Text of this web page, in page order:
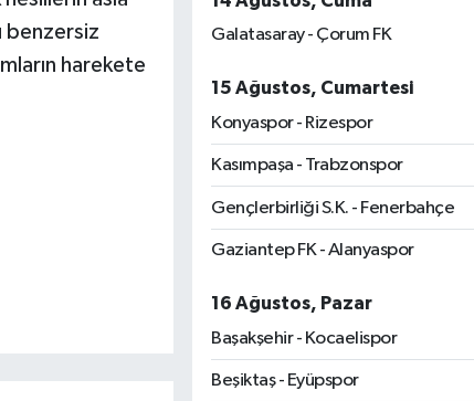
benzersiz
harekete
Galatasaray - Çorum FK
15 Ağustos, Cumartesi
Konyaspor - Rizespor
Kasımpaşa - Trabzonspor
Gençlerbirliği S.K. - Fenerbahçe
Gaziantep FK - Alanyaspor
16 Ağustos, Pazar
Başakşehir - Kocaelispor
Beşiktaş - Eyüpspor